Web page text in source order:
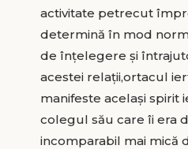
activitate petrecut
determină în mod
de înțelegere și
acestei relații,ortacul
manifeste același spirit
colegul său care îi era
incomparabil mai mică